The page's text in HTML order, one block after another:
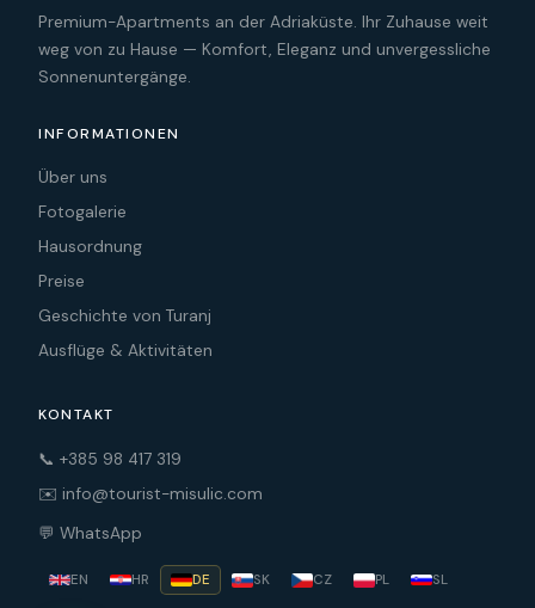
Premium-Apartments an der Adriaküste. Ihr Zuhause weit
weg von zu Hause — Komfort, Eleganz und unvergessliche
Sonnenuntergänge.
INFORMATIONEN
Über uns
Fotogalerie
Hausordnung
Preise
Geschichte von Turanj
Ausflüge & Aktivitäten
KONTAKT
📞 +385 98 417 319
✉️ info@tourist-misulic.com
💬 WhatsApp
EN HR DE SK CZ PL SL